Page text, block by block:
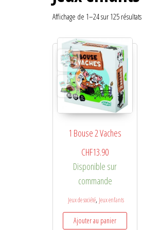
Affichage de 1–24 sur 125 résultats
1 Bouse 2 Vaches
CHF13.90
Disponible sur
commande
Jeux de société, Jeux enfants
Ajouter au panier